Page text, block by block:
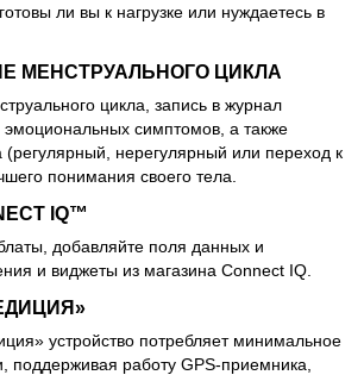
ли вы к нагрузке или нуждаетесь в
МЕНСТРУАЛЬНОГО ЦИКЛА
цикла, запись в журнал
эмоциональных симптомов, а также
(регулярный, нерегулярный или переход к
понимания своего тела.
IQ™
добавляйте поля данных и
и виджеты из магазина Connect IQ.
устройство потребляет минимальное
поддерживая работу GPS-приемника,